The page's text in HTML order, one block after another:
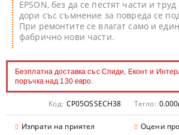
EPSON, без да се пестят части и
дори със съмнение за повреда се
При ремонтите се влагат само и
фабрично нови части.
Безплатна доставка със Спиди, Еконт и
поръчка над 130 евро.
Код: CP05OSSECH38 Тегло: 0.000
Изпрати на приятел Оцени